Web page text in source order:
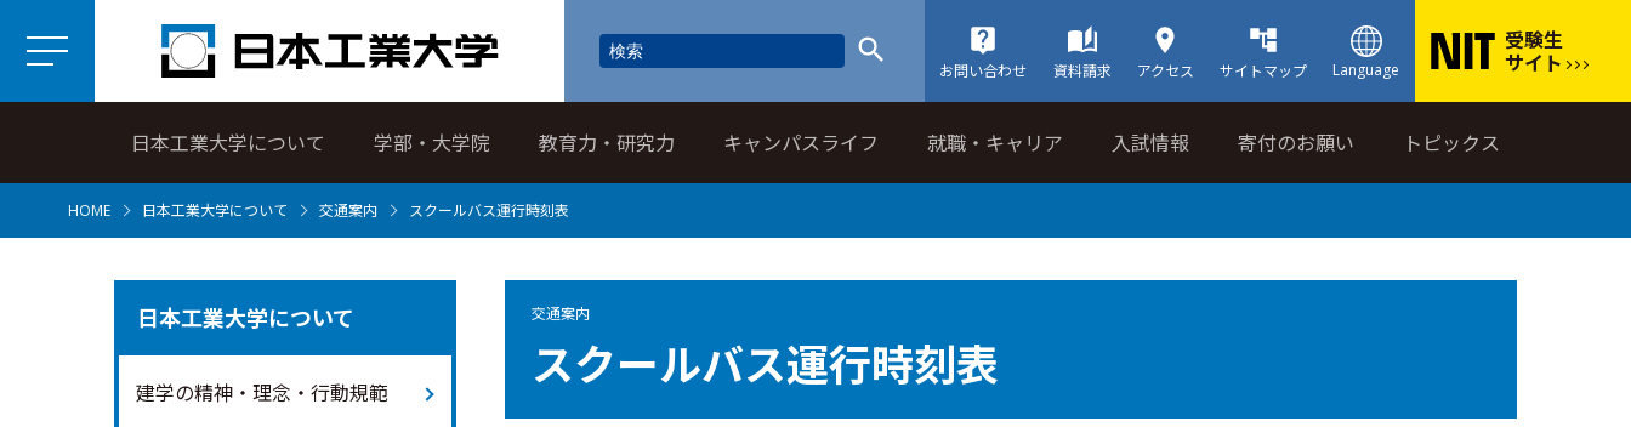
お問い合わせ 資料請求 アクセス サイトマップ Language
受験生
サイト
日本工業大学について 学部・大学院 教育力・研究力 キャンパスライフ 就職・キャリア 入試情報 寄付のお願い トピックス
HOME 日本工業大学について 交通案内 スクールバス運行時刻表
交通案内
スクールバス運行時刻表
日本工業大学について
建学の精神・理念・行動規範